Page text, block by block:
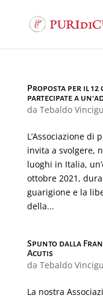
Proposta per il 12
partecipate a
da Tebaldo
L’Associazione di
invita a svolgere,
luoghi in Italia,
ottobre 2021,
guarigione e la
della...
Spunto dalla
Acutis
da Tebaldo
La nostra